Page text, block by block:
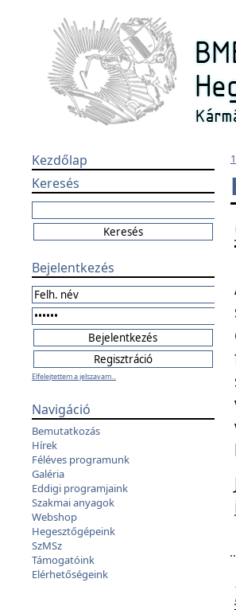
Kezdőlap
Keresés
Bejelentkezés
Elfelejtettem a jelszavam...
Navigáció
Bemutatkozás
Hírek
Féléves programunk
Galéria
Eddigi programjaink
Szakmai anyagok
Webshop
Hegesztőgépeink
SzMSz
Támogatóink
Elérhetőségeink
1